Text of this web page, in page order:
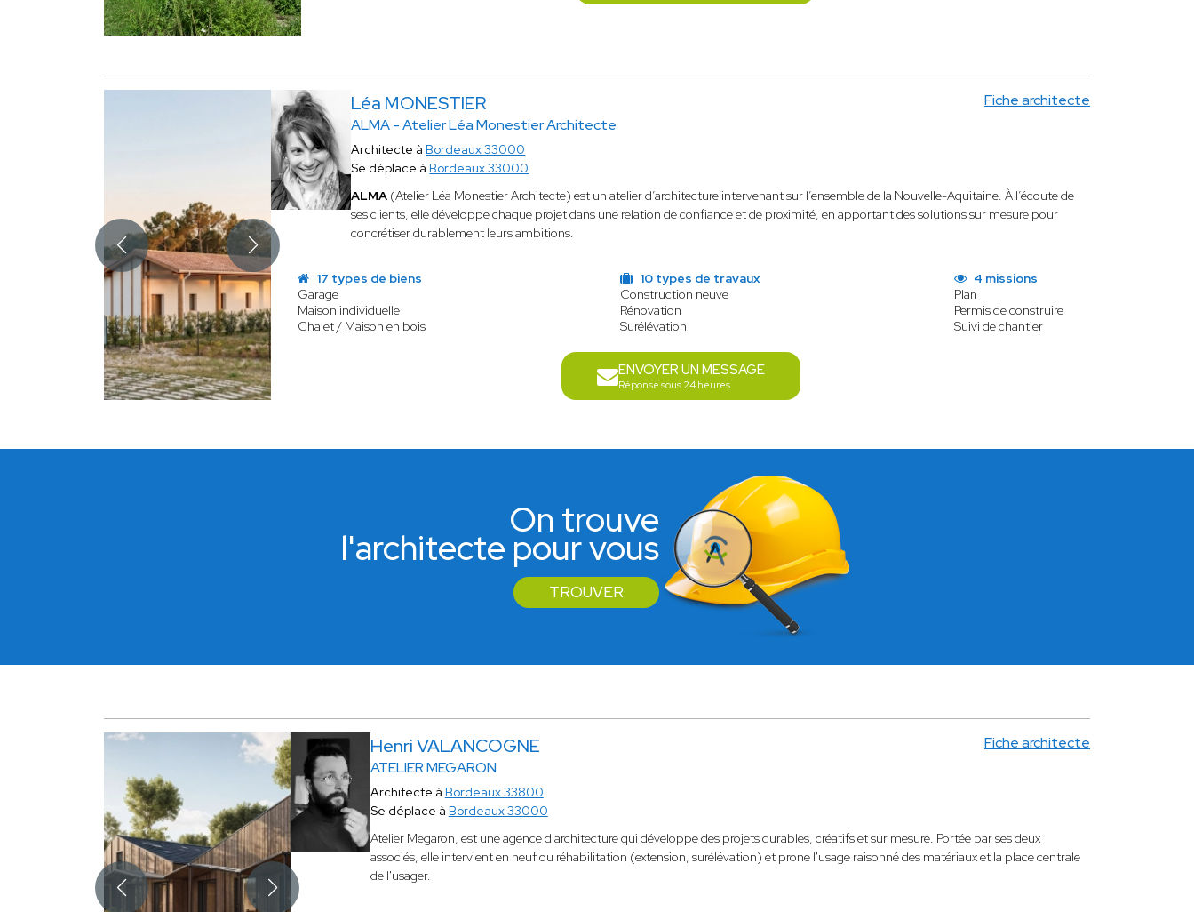
Léa MONESTIER
ALMA - Atelier Léa Monestier Architecte
Fiche architecte
Architecte à Bordeaux 33000
Se déplace à Bordeaux 33000
ALMA (Atelier Léa Monestier Architecte) est un atelier d’architecture intervenant sur l’ensemble de la Nouvelle-Aquitaine. À l’écoute de
ses clients, elle développe chaque projet dans une relation de confiance et de proximité, en apportant des solutions sur mesure pour
concrétiser durablement leurs ambitions.
17 types de biens
Garage
Maison individuelle
Chalet / Maison en bois
10 types de travaux
Construction neuve
Rénovation
Surélévation
4 missions
Plan
Permis de construire
Suivi de chantier
ENVOYER UN MESSAGE
Réponse sous 24 heures
On trouve
l'architecte pour vous
TROUVER
Henri VALANCOGNE
ATELIER MEGARON
Fiche architecte
Architecte à Bordeaux 33800
Se déplace à Bordeaux 33000
Atelier Megaron, est une agence d'architecture qui développe des projets durables, créatifs et sur mesure. Portée par ses deux
associés, elle intervient en neuf ou réhabilitation (extension, surélévation) et prone l'usage raisonné des matériaux et la place centrale
de l'usager.